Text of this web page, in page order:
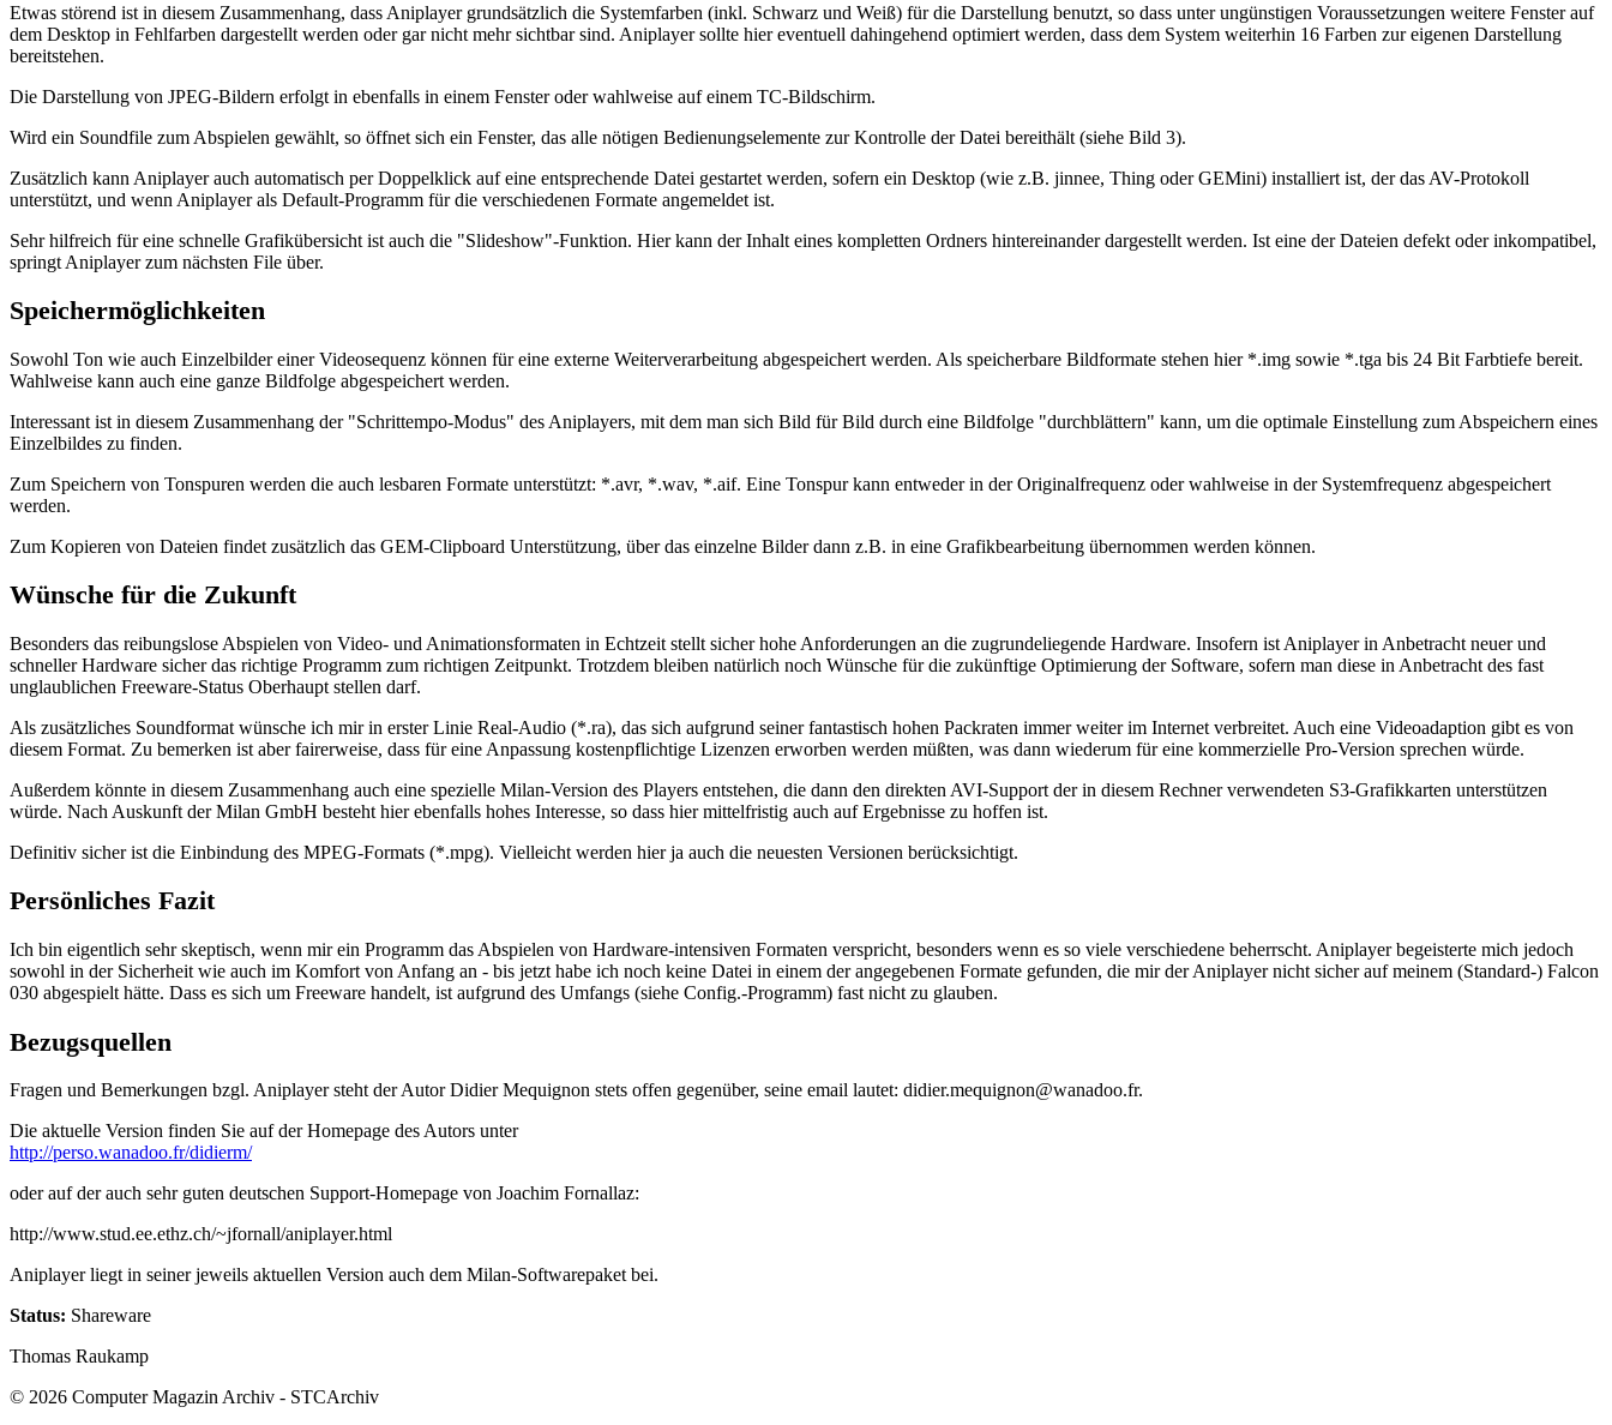
Etwas störend ist in diesem Zusammenhang, dass Aniplayer grundsätzlich die Systemfarben (inkl. Schwarz und Weiß) für die Darstellung benutzt, so dass unter ungünstigen Voraussetzungen weitere Fenster auf
dem Desktop in Fehlfarben dargestellt werden oder gar nicht mehr sichtbar sind. Aniplayer sollte hier eventuell dahingehend optimiert werden, dass dem System weiterhin 16 Farben zur eigenen Darstellung
bereitstehen.
Die Darstellung von JPEG-Bildern erfolgt in ebenfalls in einem Fenster oder wahlweise auf einem TC-Bildschirm.
Wird ein Soundfile zum Abspielen gewählt, so öffnet sich ein Fenster, das alle nötigen Bedienungselemente zur Kontrolle der Datei bereithält (siehe Bild 3).
Zusätzlich kann Aniplayer auch automatisch per Doppelklick auf eine entsprechende Datei gestartet werden, sofern ein Desktop (wie z.B. jinnee, Thing oder GEMini) installiert ist, der das AV-Protokoll
unterstützt, und wenn Aniplayer als Default-Programm für die verschiedenen Formate angemeldet ist.
Sehr hilfreich für eine schnelle Grafikübersicht ist auch die "Slideshow"-Funktion. Hier kann der Inhalt eines kompletten Ordners hintereinander dargestellt werden. Ist eine der Dateien defekt oder inkompatibel,
springt Aniplayer zum nächsten File über.
Speichermöglichkeiten
Sowohl Ton wie auch Einzelbilder einer Videosequenz können für eine externe Weiterverarbeitung abgespeichert werden. Als speicherbare Bildformate stehen hier *.img sowie *.tga bis 24 Bit Farbtiefe bereit.
Wahlweise kann auch eine ganze Bildfolge abgespeichert werden.
Interessant ist in diesem Zusammenhang der "Schrittempo-Modus" des Aniplayers, mit dem man sich Bild für Bild durch eine Bildfolge "durchblättern" kann, um die optimale Einstellung zum Abspeichern eines
Einzelbildes zu finden.
Zum Speichern von Tonspuren werden die auch lesbaren Formate unterstützt: *.avr, *.wav, *.aif. Eine Tonspur kann entweder in der Originalfrequenz oder wahlweise in der Systemfrequenz abgespeichert
werden.
Zum Kopieren von Dateien findet zusätzlich das GEM-Clipboard Unterstützung, über das einzelne Bilder dann z.B. in eine Grafikbearbeitung übernommen werden können.
Wünsche für die Zukunft
Besonders das reibungslose Abspielen von Video- und Animationsformaten in Echtzeit stellt sicher hohe Anforderungen an die zugrundeliegende Hardware. Insofern ist Aniplayer in Anbetracht neuer und
schneller Hardware sicher das richtige Programm zum richtigen Zeitpunkt. Trotzdem bleiben natürlich noch Wünsche für die zukünftige Optimierung der Software, sofern man diese in Anbetracht des fast
unglaublichen Freeware-Status Oberhaupt stellen darf.
Als zusätzliches Soundformat wünsche ich mir in erster Linie Real-Audio (*.ra), das sich aufgrund seiner fantastisch hohen Packraten immer weiter im Internet verbreitet. Auch eine Videoadaption gibt es von
diesem Format. Zu bemerken ist aber fairerweise, dass für eine Anpassung kostenpflichtige Lizenzen erworben werden müßten, was dann wiederum für eine kommerzielle Pro-Version sprechen würde.
Außerdem könnte in diesem Zusammenhang auch eine spezielle Milan-Version des Players entstehen, die dann den direkten AVI-Support der in diesem Rechner verwendeten S3-Grafikkarten unterstützen
würde. Nach Auskunft der Milan GmbH besteht hier ebenfalls hohes Interesse, so dass hier mittelfristig auch auf Ergebnisse zu hoffen ist.
Definitiv sicher ist die Einbindung des MPEG-Formats (*.mpg). Vielleicht werden hier ja auch die neuesten Versionen berücksichtigt.
Persönliches Fazit
Ich bin eigentlich sehr skeptisch, wenn mir ein Programm das Abspielen von Hardware-intensiven Formaten verspricht, besonders wenn es so viele verschiedene beherrscht. Aniplayer begeisterte mich jedoch
sowohl in der Sicherheit wie auch im Komfort von Anfang an - bis jetzt habe ich noch keine Datei in einem der angegebenen Formate gefunden, die mir der Aniplayer nicht sicher auf meinem (Standard-) Falcon
030 abgespielt hätte. Dass es sich um Freeware handelt, ist aufgrund des Umfangs (siehe Config.-Programm) fast nicht zu glauben.
Bezugsquellen
Fragen und Bemerkungen bzgl. Aniplayer steht der Autor Didier Mequignon stets offen gegenüber, seine email lautet: didier.mequignon@wanadoo.fr.
Die aktuelle Version finden Sie auf der Homepage des Autors unter
http://perso.wanadoo.fr/didierm/
oder auf der auch sehr guten deutschen Support-Homepage von Joachim Fornallaz:
http://www.stud.ee.ethz.ch/~jfornall/aniplayer.html
Aniplayer liegt in seiner jeweils aktuellen Version auch dem Milan-Softwarepaket bei.
Status: Shareware
Thomas Raukamp
© 2026 Computer Magazin Archiv - STCArchiv